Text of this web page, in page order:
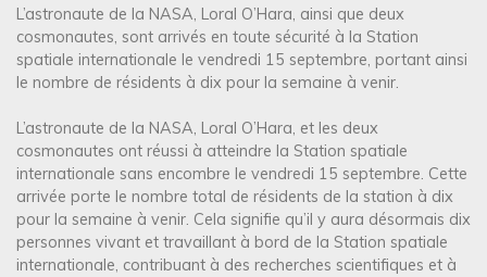
L’astronaute de la NASA, Loral O’Hara, ainsi que deux
cosmonautes, sont arrivés en toute sécurité à la Station
spatiale internationale le vendredi 15 septembre, portant ainsi
le nombre de résidents à dix pour la semaine à venir.
L’astronaute de la NASA, Loral O’Hara, et les deux
cosmonautes ont réussi à atteindre la Station spatiale
internationale sans encombre le vendredi 15 septembre. Cette
arrivée porte le nombre total de résidents de la station à dix
pour la semaine à venir. Cela signifie qu’il y aura désormais dix
personnes vivant et travaillant à bord de la Station spatiale
internationale, contribuant à des recherches scientifiques et à